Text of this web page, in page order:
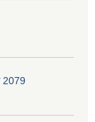
2079